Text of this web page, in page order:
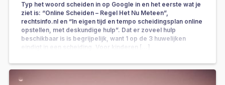
Typ het woord scheiden in op Google in en het eerste wat je
ziet is: “Online Scheiden – Regel Het Nu Meteen”,
rechtsinfo.nl en “In eigen tijd en tempo scheidingsplan online
opstellen, met deskundige hulp”. Dat er zoveel hulp
beschikbaar is is begrijpelijk, want 1 op de 3 huwelijken
eindigt in een scheiding. Voor kinderen […]